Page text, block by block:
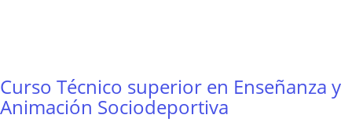
Curso Técnico superior en Enseñanza y
Animación Sociodeportiva